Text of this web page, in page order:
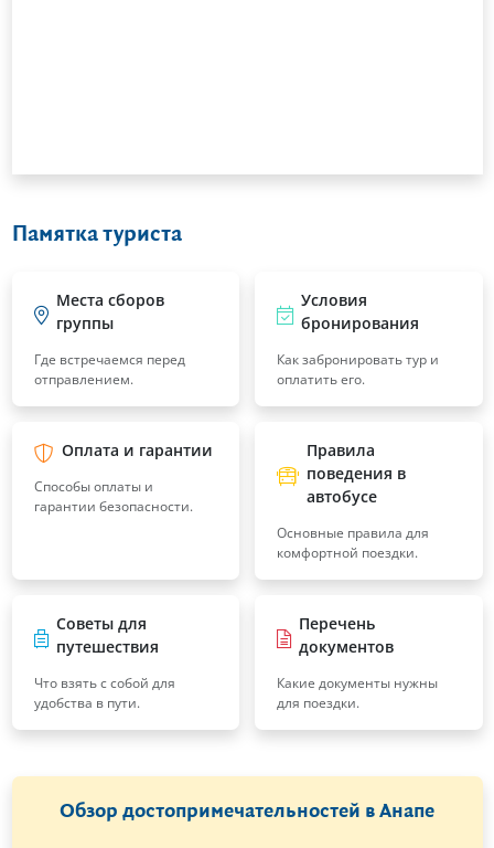
Памятка туриста
Места сборов
группы
Где встречаемся перед
отправлением.
Условия
бронирования
Как забронировать тур и
оплатить его.
Оплата и гарантии
Способы оплаты и
гарантии безопасности.
Правила
поведения в
автобусе
Основные правила для
комфортной поездки.
Советы для
путешествия
Что взять с собой для
удобства в пути.
Перечень
документов
Какие документы нужны
для поездки.
Обзор достопримечательностей в Анапе